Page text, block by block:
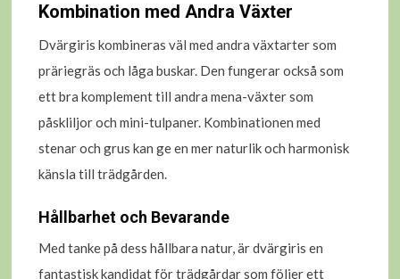
Kombination med Andra Växter
Dvärgiris kombineras väl med andra växtarter som
präriegräs och låga buskar. Den fungerar också som
ett bra komplement till andra mena-växter som
påskliljor och mini-tulpaner. Kombinationen med
stenar och grus kan ge en mer naturlik och harmonisk
känsla till trädgården.
Hållbarhet och Bevarande
Med tanke på dess hållbara natur, är dvärgiris en
fantastisk kandidat för trädgårdar som följer ett